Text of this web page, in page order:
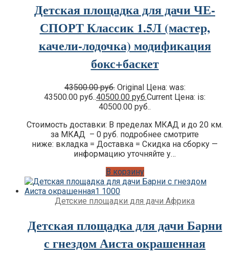
Детская площадка для дачи ЧЕ-
СПОРТ Классик 1.5Л (мастер,
качели-лодочка) модификация
бокс+баскет
43500.00руб. Original Цена: was:
43500.00 руб..40500.00 руб.Current Цена: is:
40500.00 руб..
Стоимость доставки: В пределах МКАД и до 20 км.
за МКАД – 0 руб. подробнее смотрите
ниже: вкладка = Доставка = Скидка на сборку —
информацию уточняйте у…
В корзину
Детские площадки для дачи Африка
Детская площадка для дачи Барни
с гнездом Аиста окрашенная